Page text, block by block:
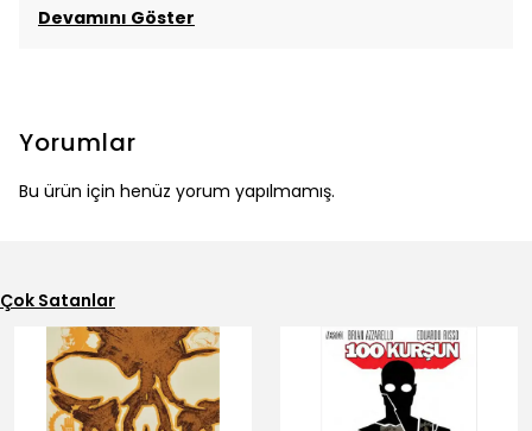
Devamını Göster
Yorumlar
Bu ürün için henüz yorum yapılmamış.
Çok Satanlar